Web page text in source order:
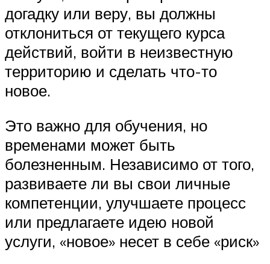
догадку или веру, вы должны
отклониться от текущего курса
действий, войти в неизвестную
территорию и сделать что-то
новое.
Это важно для обучения, но
временами может быть
болезненным. Независимо от того,
развиваете ли вы свои личные
компетенции, улучшаете процесс
или предлагаете идею новой
услуги, «новое» несет в себе «риск»